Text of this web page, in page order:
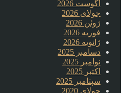
آگوست 2026
جولای 2026
ژوئن 2026
فوریه 2026
ژانویه 2026
دسامبر 2025
نوامبر 2025
اکتبر 2025
سپتامبر 2025
جولای 2020